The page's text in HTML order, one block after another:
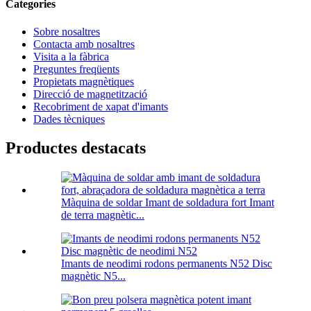
Categories
Sobre nosaltres
Contacta amb nosaltres
Visita a la fàbrica
Preguntes freqüents
Propietats magnètiques
Direcció de magnetització
Recobriment de xapat d'imants
Dades tècniques
Productes destacats
Màquina de soldar Imant de soldadura fort Imant
de terra magnètic...
Imants de neodimi rodons permanents N52 Disc
magnètic N5...